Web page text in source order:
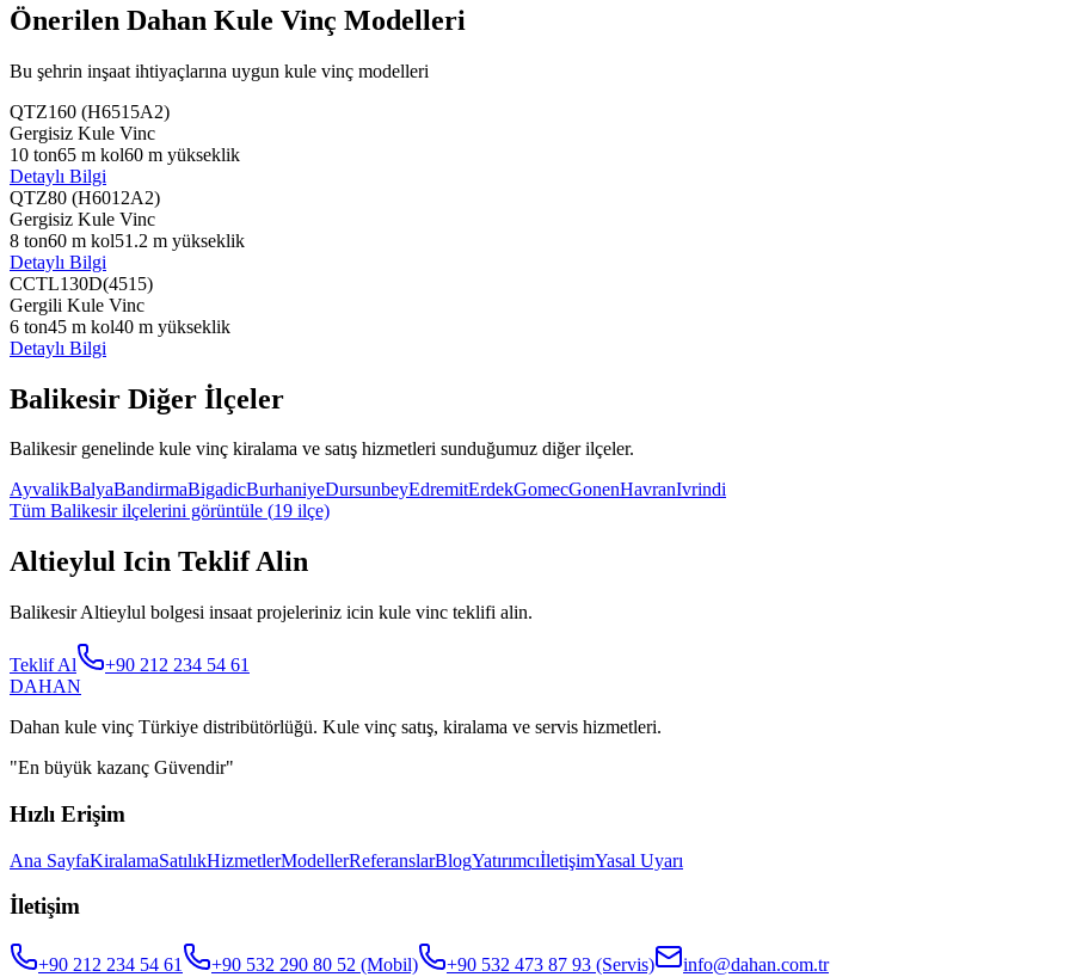
Önerilen Dahan Kule Vinç Modelleri
Bu şehrin inşaat ihtiyaçlarına uygun kule vinç modelleri
QTZ160 (H6515A2)
Gergisiz Kule Vinc
10 ton65 m kol60 m yükseklik
Detaylı Bilgi
QTZ80 (H6012A2)
Gergisiz Kule Vinc
8 ton60 m kol51.2 m yükseklik
Detaylı Bilgi
CCTL130D(4515)
Gergili Kule Vinc
6 ton45 m kol40 m yükseklik
Detaylı Bilgi
Balikesir Diğer İlçeler
Balikesirgenelinde kule vinç kiralama ve satış hizmetleri sunduğumuz diğer ilçeler.
AyvalikBalyaBandirmaBigadicBurhaniyeDursunbeyEdremitErdekGomecGonenHavranIvrindi
Tüm Balikesirilçelerini görüntüle (19 ilçe)
Altieylul Icin Teklif Alin
Balikesir Altieylul bolgesi insaat projeleriniz icin kule vinc teklifi alin.
Teklif Al
+90 212 234 54 61
DAHAN
Dahan kule vinç Türkiye distribütörlüğü. Kule vinç satış, kiralama ve servis hizmetleri.
"En büyük kazanç Güvendir"
Hızlı Erişim
Ana SayfaKiralamaSatılıkHizmetlerModellerReferanslarBlogYatırımcıİletişimYasal Uyarı
İletişim
+90 212 234 54 61 +90 532 290 80 52 (Mobil) +90 532 473 87 93 (Servis) info@dahan.com.tr